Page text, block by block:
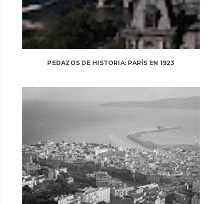
PEDAZOS DE HISTORIA: PARÍS EN 1923